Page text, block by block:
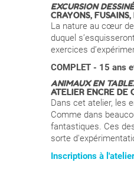
EXCURSION
CRAYONS, FUSAINS,
La nature au cœur
duquel
exercices
COMPLET - 15 ans
ANIMAUX EN
ATELIER ENCRE DE
Dans cet atelier, les
Comme dans
fantastiques. Ces
sorte
Inscriptions à